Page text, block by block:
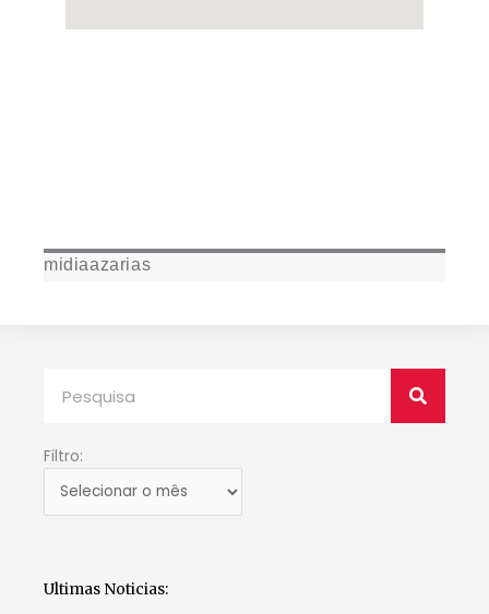
midiaazarias
Filtro:
Filtro:
Ultimas Noticias: